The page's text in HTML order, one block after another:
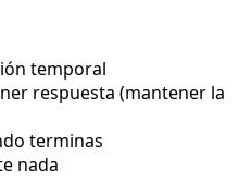
temporal
respuesta (mantener la
terminas
nada